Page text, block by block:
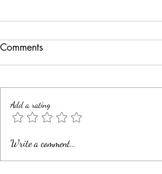
41 - Senescencija
Comments
Add a rating
Write a comment...